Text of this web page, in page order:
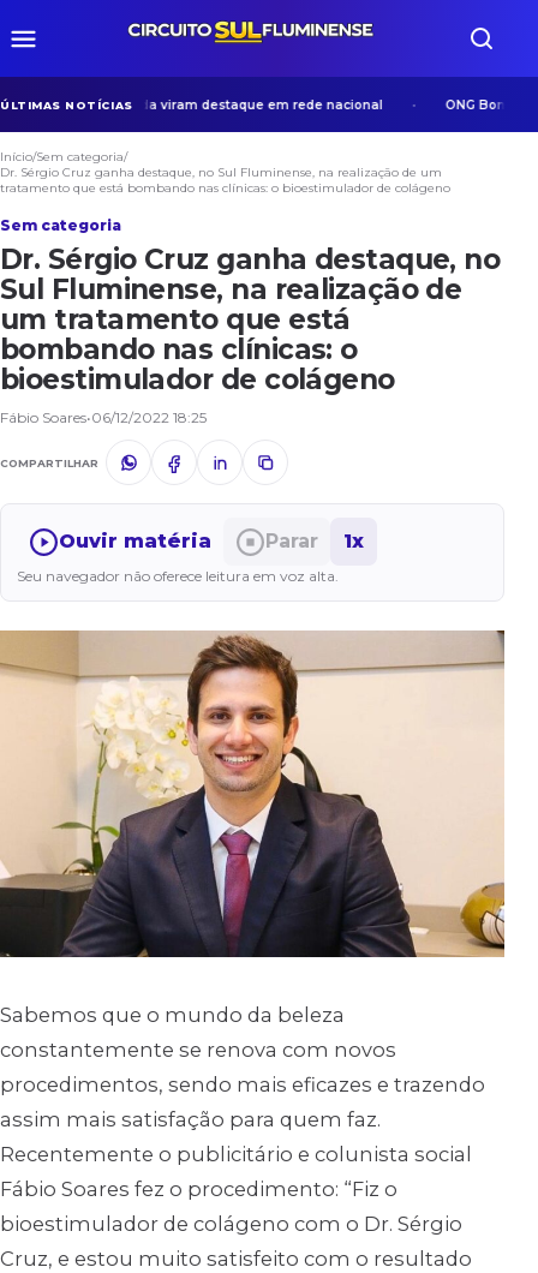
ÚLTIMAS NOTÍCIAS
em Volta Redonda viram destaque em rede nacional ONG Bom
Início/Sem categoria/
Dr. Sérgio Cruz ganha destaque, no Sul Fluminense, na realização de um
tratamento que está bombando nas clínicas: o bioestimulador de colágeno
Sem categoria
Dr. Sérgio Cruz ganha destaque, no
Sul Fluminense, na realização de
um tratamento que está
bombando nas clínicas: o
bioestimulador de colágeno
Fábio Soares•06/12/2022 18:25
COMPARTILHAR
Ouvir matéria Parar 1x
Seu navegador não oferece leitura em voz alta.
Sabemos que o mundo da beleza
constantemente se renova com novos
procedimentos, sendo mais eficazes e trazendo
assim mais satisfação para quem faz.
Recentemente o publicitário e colunista social
Fábio Soares fez o procedimento: “Fiz o
bioestimulador de colágeno com o Dr. Sérgio
Cruz, e estou muito satisfeito com o resultado